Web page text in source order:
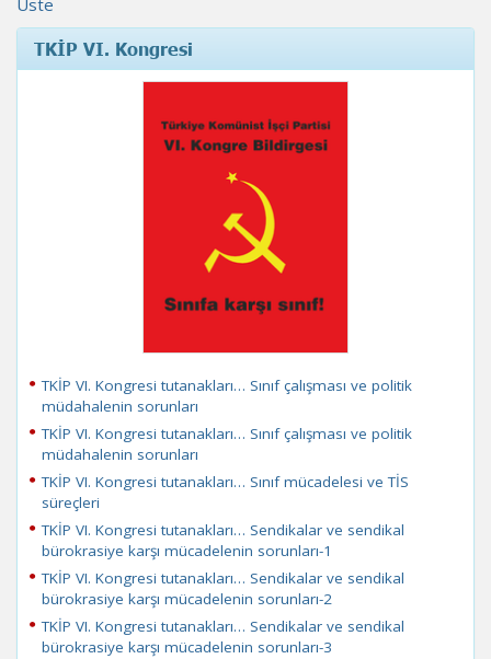
Üste
TKİP VI. Kongresi
TKİP VI. Kongresi tutanakları… Sınıf çalışması ve politik
müdahalenin sorunları
TKİP VI. Kongresi tutanakları… Sınıf çalışması ve politik
müdahalenin sorunları
TKİP VI. Kongresi tutanakları… Sınıf mücadelesi ve TİS
süreçleri
TKİP VI. Kongresi tutanakları… Sendikalar ve sendikal
bürokrasiye karşı mücadelenin sorunları-1
TKİP VI. Kongresi tutanakları… Sendikalar ve sendikal
bürokrasiye karşı mücadelenin sorunları-2
TKİP VI. Kongresi tutanakları… Sendikalar ve sendikal
bürokrasiye karşı mücadelenin sorunları-3